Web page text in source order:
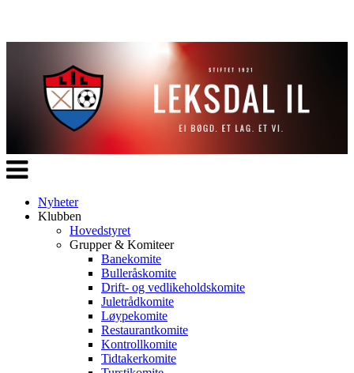
Veksle
navigasjon
Nyheter
Klubben
Hovedstyret
Grupper & Komiteer
Banekomite
Bulleråskomite
Drift- og vedlikeholdskomite
Juletrådkomite
Løypekomite
Restaurantkomite
Kontrollkomite
Tidtakerkomite